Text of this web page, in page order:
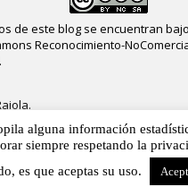
de este blog se encuentran
Reconocimiento-
von Eitzen|Inicio | Contacto |
|
Privacidad Cookies
alguna información
siempre respetando la
es que aceptas su uso.